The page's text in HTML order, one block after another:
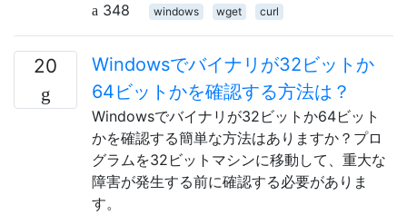
348
windows wget curl
20
Windowsでバイナリが32ビットか
64ビットかを確認する方法は？
Windowsでバイナリが32ビットか64ビット
かを確認する簡単な方法はありますか？プロ
グラムを32ビットマシンに移動して、重大な
障害が発生する前に確認する必要がありま
す。